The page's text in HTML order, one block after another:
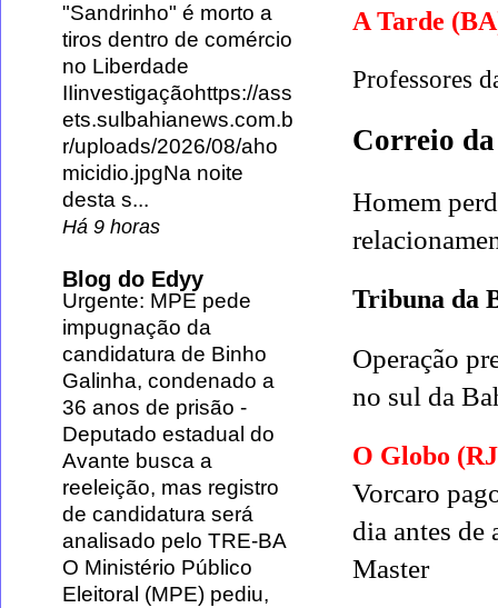
A Tarde
Professores
Correio
Homem
Tribuna da
Operação
no sul da
O Globo
Vorcaro
dia antes
Master
"Sandrinho" é morto a
tiros dentro de comércio
no Liberdade
IIinvestigaçãohttps://ass
ets.sulbahianews.com.b
r/uploads/2026/08/aho
micidio.jpgNa noite
desta s...
Há 9 horas
Blog do Edyy
Urgente: MPE pede
impugnação da
candidatura de Binho
Galinha, condenado a
36 anos de prisão -
Deputado estadual do
Avante busca a
reeleição, mas registro
de candidatura será
analisado pelo TRE-BA
O Ministério Público
Eleitoral (MPE) pediu,